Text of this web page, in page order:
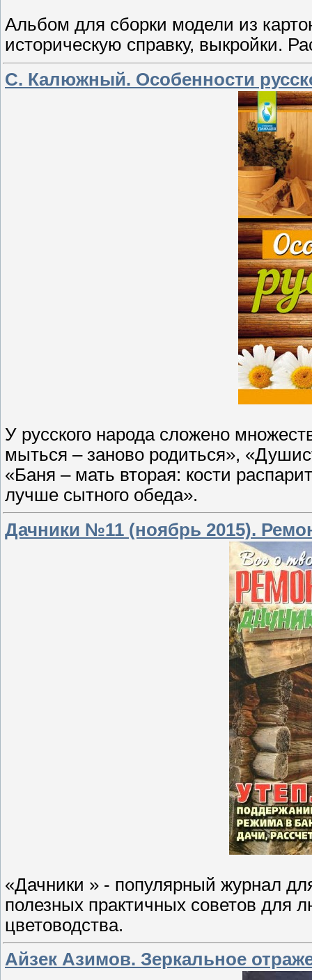
Альбом для сборки модели из
историческую справку, выкройки.
С. Калюжный. Особенности
У русского народа сложено
мыться – заново родиться»,
«Баня – мать вторая: кости
лучше сытного обеда».
Дачники №11 (ноябрь 2015).
«Дачники » - популярный журнал
полезных практичных советов для
цветоводства.
Айзек Азимов. Зеркальное